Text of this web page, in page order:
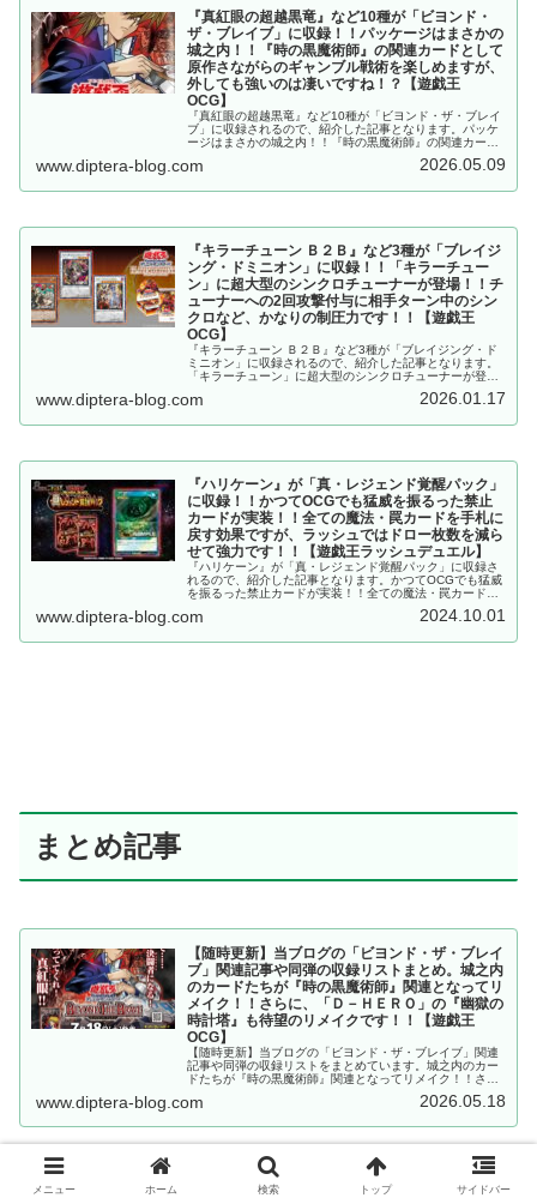
『真紅眼の超越黒竜』など10種が「ビヨンド・
ザ・ブレイブ」に収録！！パッケージはまさかの
城之内！！『時の黒魔術師』の関連カードとして
原作さながらのギャンブル戦術を楽しめますが、
外しても強いのは凄いですね！？【遊戯王
OCG】
『真紅眼の超越黒竜』など10種が「ビヨンド・ザ・ブレイ
ブ」に収録されるので、紹介した記事となります。パッケ
ージはまさかの城之内！！『時の黒魔術師』の関連カード
しても強いのは凄いですね！？【遊戯王OCG】
www.diptera-blog.com 2026.05.09
『キラーチューン Ｂ２Ｂ』など3種が「ブレイジ
ング・ドミニオン」に収録！！「キラーチュー
ン」に超大型のシンクロチューナーが登場！！チ
ューナーへの2回攻撃付与に相手ターン中のシン
クロなど、かなりの制圧力です！！【遊戯王
OCG】
『キラーチューン Ｂ２Ｂ』など3種が「ブレイジング・ド
ミニオン」に収録されるので、紹介した記事となります。
「キラーチューン」に超大型のシンクロチューナーが登
クロなど、かなりの制圧力です！！【遊戯王OCG】
www.diptera-blog.com 2026.01.17
『ハリケーン』が「真・レジェンド覚醒パック」
に収録！！かつてOCGでも猛威を振るった禁止
カードが実装！！全ての魔法・罠カードを手札に
戻す効果ですが、ラッシュではドロー枚数を減ら
せて強力です！！【遊戯王ラッシュデュエル】
『ハリケーン』が「真・レジェンド覚醒パック」に収録さ
れるので、紹介した記事となります。かつてOCGでも猛威
を振るった禁止カードが実装！！全ての魔法・罠カードを
て強力です！！【遊戯王ラッシュデュエル】
www.diptera-blog.com 2024.10.01
まとめ記事
【随時更新】当ブログの「ビヨンド・ザ・ブレイ
ブ」関連記事や同弾の収録リストまとめ。城之内
のカードたちが『時の黒魔術師』関連となってリ
メイク！！さらに、「Ｄ－ＨＥＲＯ」の『幽獄の
時計塔』も待望のリメイクです！！【遊戯王
OCG】
【随時更新】当ブログの「ビヨンド・ザ・ブレイブ」関連
記事や同弾の収録リストをまとめています。城之内のカー
ドたちが『時の黒魔術師』関連となってリメイク！！さら
クです！！【遊戯王OCG】
www.diptera-blog.com 2026.05.18
メニュー ホーム 検索 トップ サイドバー